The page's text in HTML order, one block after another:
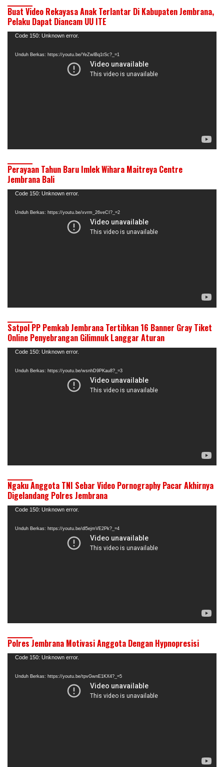
Buat Video Rekayasa Anak Terlantar Di Kabupaten Jembrana,
Pelaku Dapat Diancam UU ITE
Pemutar
Code 150: Unknown error.
Unduh Berkas: https://youtu.be/YeZwlBq1tSc?_=1
Perayaan Tahun Baru Imlek Wihara Maitreya Centre
Jembrana Bali
Pemutar
Code 150: Unknown error.
Unduh Berkas: https://youtu.be/xvrm_26veCI?_=2
Satpol PP Pemkab Jembrana Tertibkan 16 Banner Gray Tiket
Online Penyebrangan Gilimnuk Langgar Aturan
Pemutar
Code 150: Unknown error.
Unduh Berkas: https://youtu.be/wsnhD9PKau8?_=3
Ngaku Anggota TNI Sebar Video Pornography Pacar Akhirnya
Digelandang Polres Jembrana
Pemutar
Code 150: Unknown error.
Unduh Berkas: https://youtu.be/dl5ejmVE2Pk?_=4
Polres Jembrana Motivasi Anggota Dengan Hypnopresisi
Pemutar
Code 150: Unknown error.
Unduh Berkas: https://youtu.be/tpvGwnE1KX4?_=5